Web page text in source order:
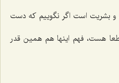
و بشریت است اگر نگوییم که دست
هست، فهم اینها هم همین قدر